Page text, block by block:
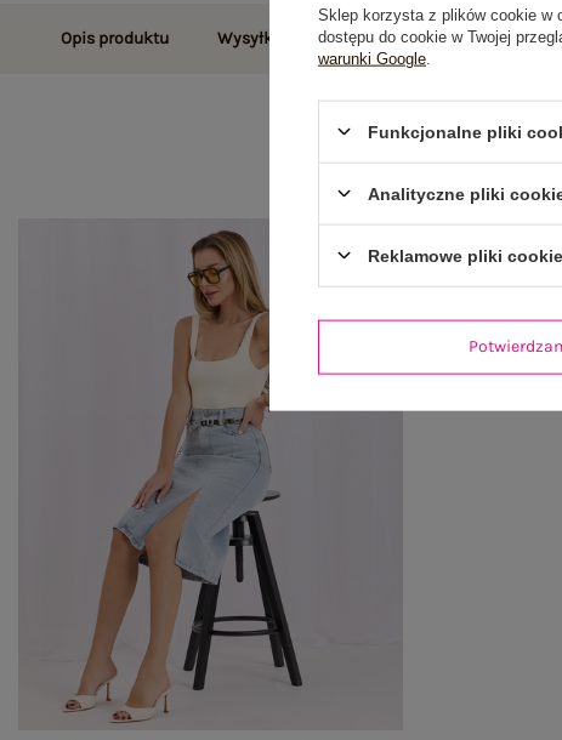
Opis produktu Wysyłka i dostawa Zwroty i reklamacje
Sklep korzysta z plików cookie w
dostępu do cookie w Twojej
warunki Google
Funkcjonalne pliki
Analityczne pliki
Reklamowe pliki cookie